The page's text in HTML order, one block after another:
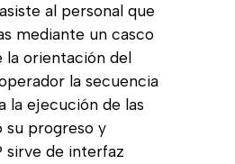
al personal que
mediante un casco
la orientación del
la secuencia
la ejecución de las
su progreso y
sirve de interfaz